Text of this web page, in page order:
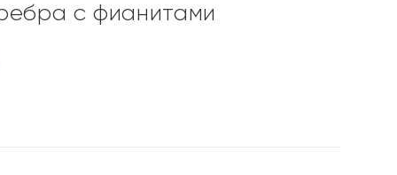
с фианитами